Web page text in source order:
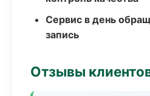
Сервис в день
запись
Отзывы